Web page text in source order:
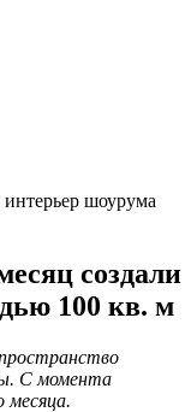
шоурума
создали
100 кв. м
С момента
месяца.